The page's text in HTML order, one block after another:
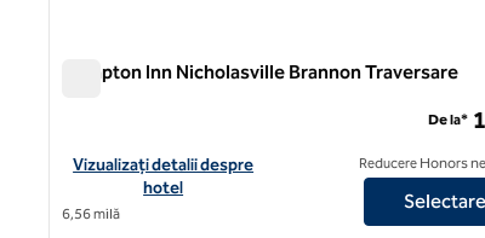
Hampton Inn Nicholasville Brannon Traversare
Vizualizați detaliile hotelului Hampton Inn Nicholasville
Vizualizați detalii despre
hotel
6,56 milă
De la*
Reducere Honors